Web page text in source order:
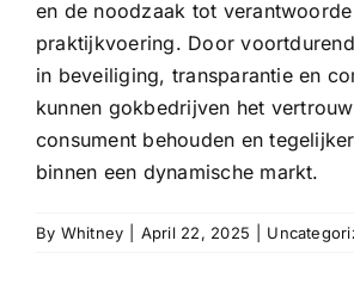
en de noodzaak tot verantwoorde
praktijkvoering. Door
in beveiliging, transparantie en
kunnen gokbedrijven het
consument behouden en
binnen een dynamische markt.
By Whitney April 22, 2025